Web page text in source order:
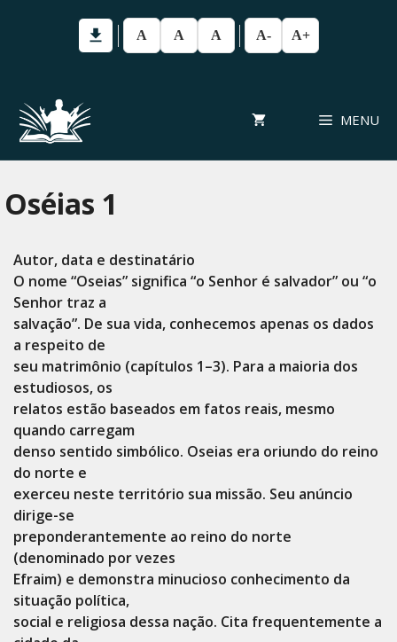
A A A A- A+
MENU
Oséias 1
Autor, data e destinatário
O nome “Oseias” significa “o Senhor é salvador” ou “o
Senhor traz a
salvação”. De sua vida, conhecemos apenas os dados
a respeito de
seu matrimônio (capítulos 1–3). Para a maioria dos
estudiosos, os
relatos estão baseados em fatos reais, mesmo
quando carregam
denso sentido simbólico. Oseias era oriundo do reino
do norte e
exerceu neste território sua missão. Seu anúncio
dirige-se
preponderantemente ao reino do norte
(denominado por vezes
Efraim) e demonstra minucioso conhecimento da
situação política,
social e religiosa dessa nação. Cita frequentemente a